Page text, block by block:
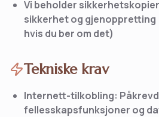
Vi beholder
sikkerhet og gjenoppretting
hvis du ber om det)
Tekniske krav
Internett-tilkobling:
fellesskapsfunksjoner og